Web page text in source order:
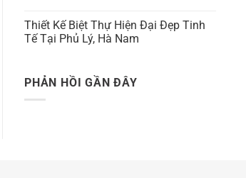
Thiết Kế Biệt Thự Hiện Đại Đẹp Tinh
Tế Tại Phủ Lý, Hà Nam
PHẢN HỒI GẦN ĐÂY